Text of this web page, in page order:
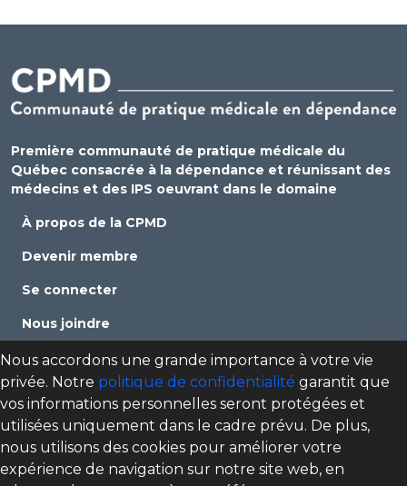
Première communauté de pratique médicale du
Québec consacrée à la dépendance et réunissant des
médecins et des IPS oeuvrant dans le domaine
À propos de la CPMD
Devenir membre
Se connecter
Nous joindre
Politique de confidentialité
Direction des programmes santé mentale, dépendance
et itinérance (DPSMDI) de Santé Québec Centre-Sud-de-
l'Île-de-Montréal – Universitaire
cpmd.ccsmtl@ssss.gouv.qc.ca
Nous accordons une grande importance à votre vie
privée. Notre politique de confidentialité garantit que
vos informations personnelles seront protégées et
utilisées uniquement dans le cadre prévu. De plus,
nous utilisons des cookies pour améliorer votre
expérience de navigation sur notre site web, en